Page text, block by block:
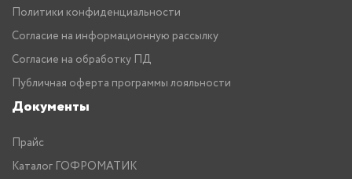
Политики конфиденциальности
Согласие на информационную рассылку
Согласие на обработку ПД
Публичная оферта программы лояльности
Документы
Прайс
Каталог ГОФРОМАТИК